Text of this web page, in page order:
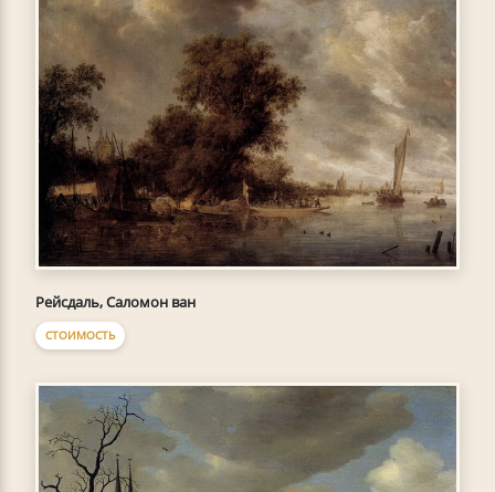
Рейсдаль, Саломон ван
СТОИМОСТЬ